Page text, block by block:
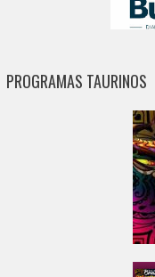
PROGRAMAS TAURINOS